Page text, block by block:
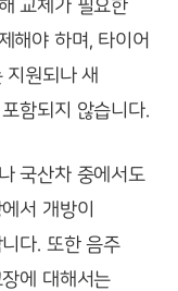
교체가 필요한
해야 하며, 타이어
지원되나 새
함되지 않습니다.
국산차 중에서도
서 개방이
다. 또한 음주
에 대해서는